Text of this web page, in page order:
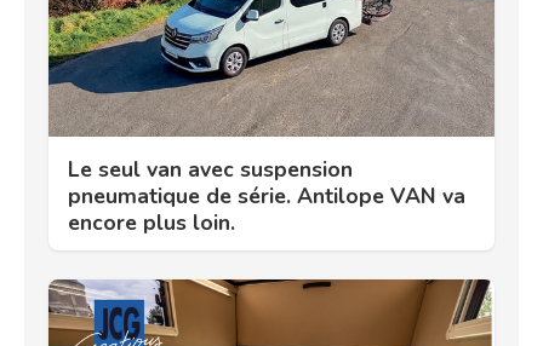
Le seul van avec suspension
pneumatique de série. Antilope VAN va
encore plus loin.